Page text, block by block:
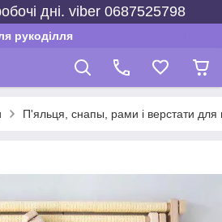
дні. viber 0687525798
рукоділля
П'яльця, снапы, рами і верстати для